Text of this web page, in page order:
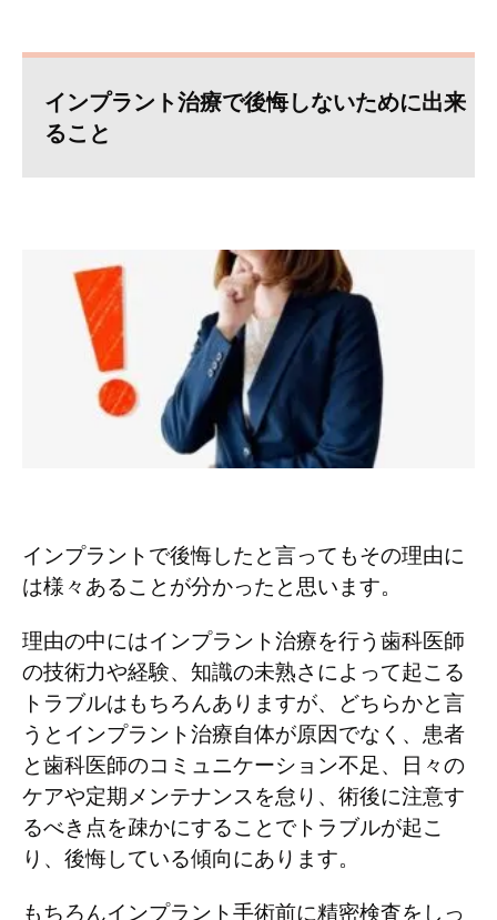
インプラント治療で後悔しないために出来
ること
インプラントで後悔したと言ってもその理由に
は様々あることが分かったと思います。
理由の中にはインプラント治療を行う歯科医師
の技術力や経験、知識の未熟さによって起こる
トラブルはもちろんありますが、どちらかと言
うとインプラント治療自体が原因でなく、患者
と歯科医師のコミュニケーション不足、日々の
ケアや定期メンテナンスを怠り、術後に注意す
るべき点を疎かにすることでトラブルが起こ
り、後悔している傾向にあります。
もちろんインプラント手術前に精密検査をしっ